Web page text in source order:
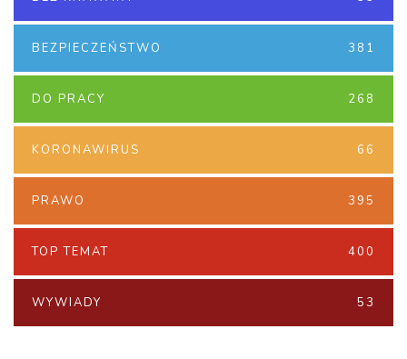
BEZPIECZEŃSTWO 381
DO PRACY 268
KORONAWIRUS 66
PRAWO 395
TOP TEMAT 400
WYWIADY 53